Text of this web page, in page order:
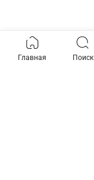
Главная Поиск